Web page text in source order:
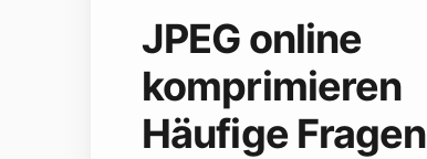
JPEG online
komprimieren
Häufige Fragen